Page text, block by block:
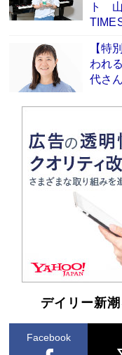
「『火垂るの墓』は
続けた“自責の念”と
い」監督が徹底的
戦争の記憶
Book
美輪明宏 晩年の回
るための人生相談』
メントベストセラー
「宇宙兄弟」最終
開発への関心を押し
版には「宇宙で描
Book Bang
「不意に涙が出そう
た“13歳の娘を暴行
シーコーディネータ
Book Bang
ト
【特
われ
代さん
デイリー新
Facebook